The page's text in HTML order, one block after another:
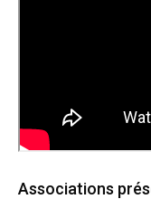
Associations